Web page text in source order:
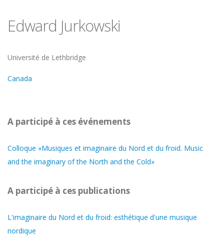
Edward Jurkowski
Université
Université de Lethbridge
Canada
A participé à ces événements
Colloque «Musiques et imaginaire du Nord et du froid. Music
and the imaginary of the North and the Cold»
A participé à ces publications
L'imaginaire du Nord et du froid: esthétique d'une musique
nordique